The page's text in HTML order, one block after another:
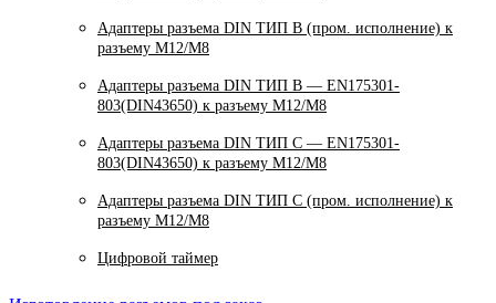
Адаптеры разъема DIN ТИП B (пром. исполнение) к
разъему M12/M8
Адаптеры разъема DIN ТИП B — EN175301-
803(DIN43650) к разъему M12/M8
Адаптеры разъема DIN ТИП C — EN175301-
803(DIN43650) к разъему M12/M8
Адаптеры разъема DIN ТИП C (пром. исполнение) к
разъему M12/M8
Цифровой таймер